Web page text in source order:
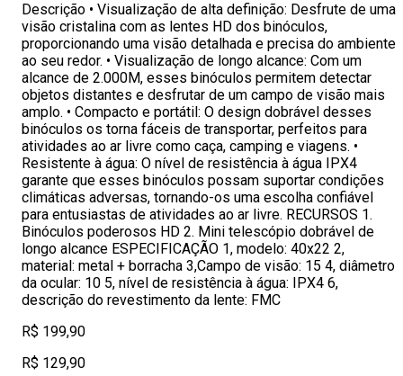
Descrição • Visualização de alta definição: Desfrute de uma
visão cristalina com as lentes HD dos binóculos,
proporcionando uma visão detalhada e precisa do ambiente
ao seu redor. • Visualização de longo alcance: Com um
alcance de 2.000M, esses binóculos permitem detectar
objetos distantes e desfrutar de um campo de visão mais
amplo. • Compacto e portátil: O design dobrável desses
binóculos os torna fáceis de transportar, perfeitos para
atividades ao ar livre como caça, camping e viagens. •
Resistente à água: O nível de resistência à água IPX4
garante que esses binóculos possam suportar condições
climáticas adversas, tornando-os uma escolha confiável
para entusiastas de atividades ao ar livre. RECURSOS 1.
Binóculos poderosos HD 2. Mini telescópio dobrável de
longo alcance ESPECIFICAÇÃO 1, modelo: 40x22 2,
material: metal + borracha 3,Campo de visão: 15 4, diâmetro
da ocular: 10 5, nível de resistência à água: IPX4 6,
descrição do revestimento da lente: FMC
R$ 199,90
R$ 129,90